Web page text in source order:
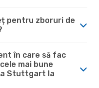
pentru zboruri de
în care să fac
mai bune
Stuttgart la